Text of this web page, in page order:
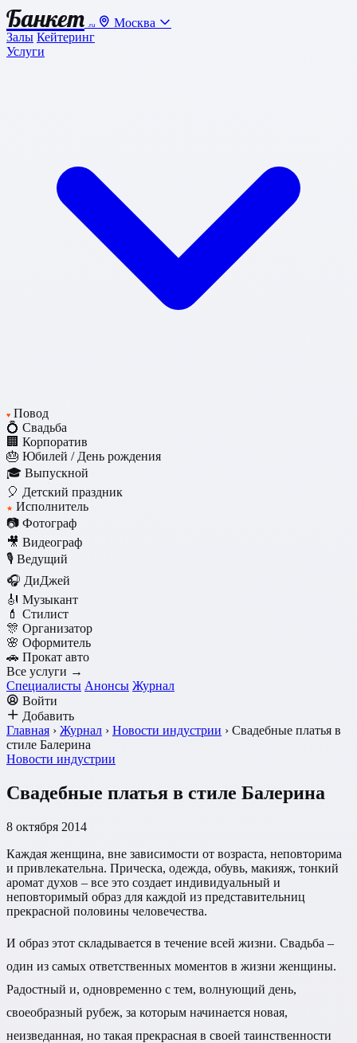
Банкет .ru
Москва
Залы Кейтеринг
Услуги
♥ Повод
💍 Свадьба
🏢 Корпоратив
🎂 Юбилей / День рождения
🎓 Выпускной
🎈 Детский праздник
★ Исполнитель
📷 Фотограф
🎥 Видеограф
🎙️ Ведущий
🎧 ДиДжей
🎻 Музыкант
💄 Стилист
🎊 Организатор
🌸 Оформитель
🚗 Прокат авто
Все услуги →
Специалисты Анонсы Журнал
Войти
Добавить
Главная › Журнал › Новости индустрии › Свадебные платья в
стиле Балерина
Новости индустрии
Свадебные платья в стиле Балерина
8 октября 2014
Каждая женщина, вне зависимости от возраста, неповторима
и привлекательна. Прическа, одежда, обувь, макияж, тонкий
аромат духов – все это создает индивидуальный и
неповторимый образ для каждой из представительниц
прекрасной половины человечества.
И образ этот складывается в течение всей жизни. Свадьба –
один из самых ответственных моментов в жизни женщины.
Радостный и, одновременно с тем, волнующий день,
своеобразный рубеж, за которым начинается новая,
неизведанная, но такая прекрасная в своей таинственности